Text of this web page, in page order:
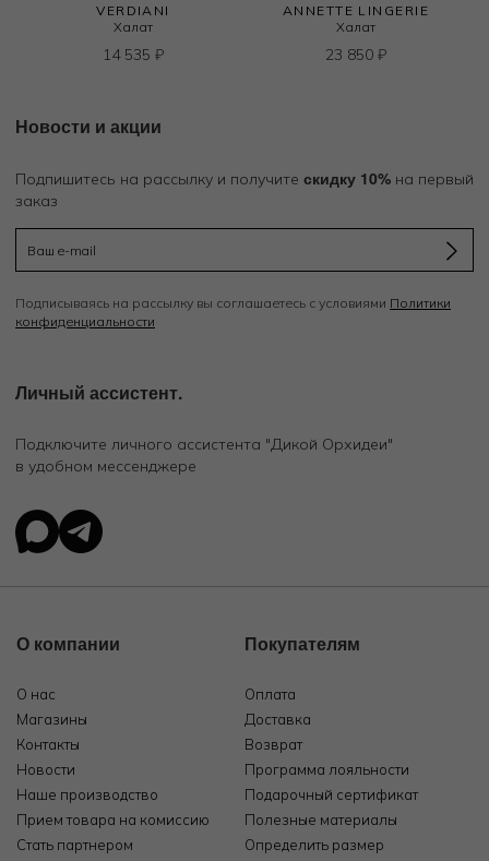
VERDIANI
Халат
14 535 ₽
ANNETTE LINGERIE
Халат
23 850 ₽
Новости и акции
Подпишитесь на рассылку и получите скидку 10% на первый
заказ
Подписываясь на рассылку вы соглашаетесь с условиями Политики
конфиденциальности
Личный ассистент.
Подключите личного ассистента "Дикой Орхидеи"
в удобном мессенджере
О компании
О нас
Магазины
Контакты
Новости
Наше производство
Прием товара на комиссию
Стать партнером
Покупателям
Оплата
Доставка
Возврат
Программа лояльности
Подарочный сертификат
Полезные материалы
Определить размер